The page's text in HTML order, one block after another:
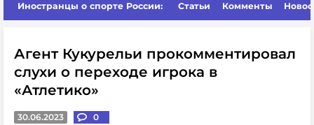
Иностранцы о спорте России: Статьи Комменты
Агент Кукурельи прокомментировал
слухи о переходе игрока в
«Атлетико»
30.06.2023 0